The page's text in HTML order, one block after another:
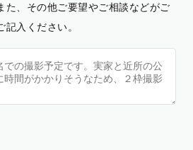
た、その他ご要望やご相談などがご
入ください。